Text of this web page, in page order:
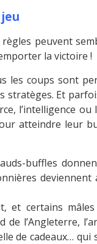
peuvent
la victoire !
les coups sont
stratèges. Et
l’intelligence
atteindre leur
buffles
et certains
de l’Angleterre,
de cadeaux…